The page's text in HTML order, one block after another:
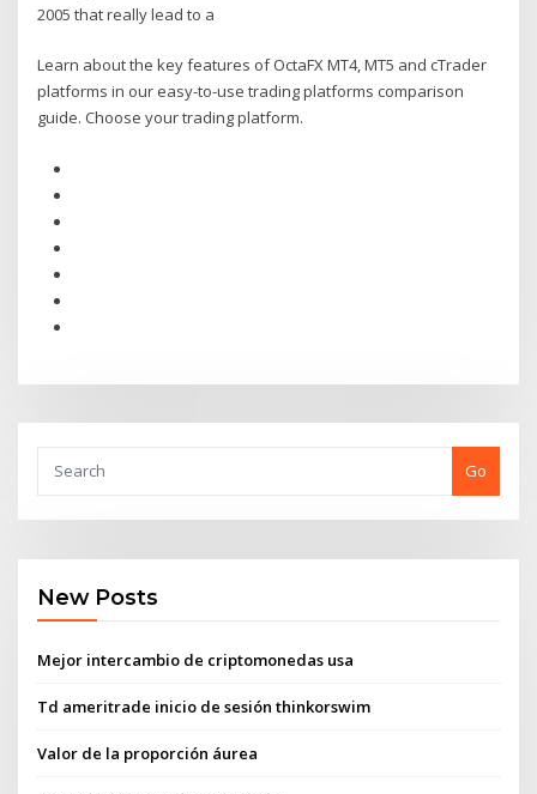
2005 that really lead to a
Learn about the key features of OctaFX MT4, MT5 and cTrader
platforms in our easy-to-use trading platforms comparison
guide. Choose your trading platform.
Go
New Posts
Mejor intercambio de criptomonedas usa
Td ameritrade inicio de sesión thinkorswim
Valor de la proporción áurea